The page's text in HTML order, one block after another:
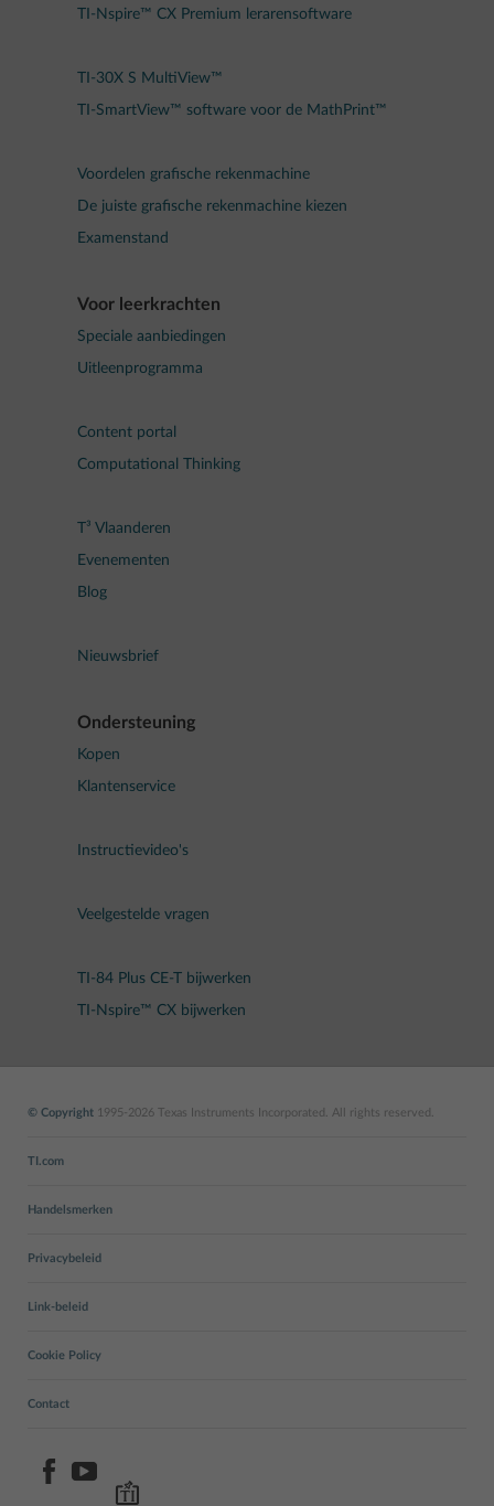
TI-Nspire™ CX Premium lerarensoftware
TI-30X S MultiView™
TI-SmartView™ software voor de MathPrint™
Voordelen grafische rekenmachine
De juiste grafische rekenmachine kiezen
Examenstand
Voor leerkrachten
Speciale aanbiedingen
Uitleenprogramma
Content portal
Computational Thinking
T³ Vlaanderen
Evenementen
Blog
Nieuwsbrief
Ondersteuning
Kopen
Klantenservice
Instructievideo's
Veelgestelde vragen
TI-84 Plus CE-T bijwerken
TI-Nspire™ CX bijwerken
© Copyright 1995-2026 Texas Instruments Incorporated. All rights reserved.
TI.com
Handelsmerken
Privacybeleid
Link-beleid
Cookie Policy
Contact